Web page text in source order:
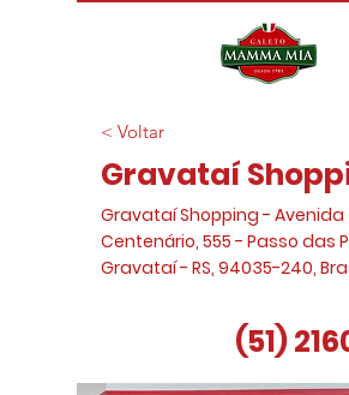
< Voltar
Gravataí
Gravataí Shopping - Avenida
Centenário, 555 - Passo das
Gravataí - RS, 94035-240,
(51)